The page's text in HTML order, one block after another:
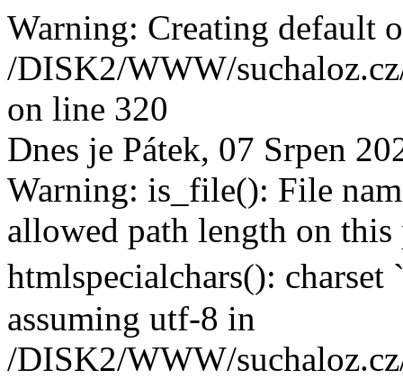
Warning: Creating default
/DISK2/WWW/
on line 320
Dnes je Pátek, 07 Srpen
Warning: is_file(): File
allowed path length on
htmlspecialchars():
assuming utf-8 in
/DISK2/WWW/